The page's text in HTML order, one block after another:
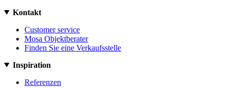
Kontakt
Customer service
Mosa Objektberater
Finden Sie eine Verkaufsstelle
Inspiration
Referenzen